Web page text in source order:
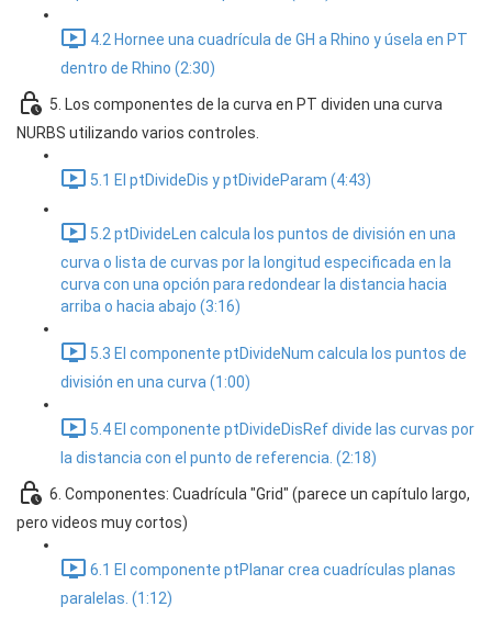
4.2 Hornee una cuadrícula de GH a Rhino y úsela en PT
dentro de Rhino (2:30)
5. Los componentes de la curva en PT dividen una curva
NURBS utilizando varios controles.
5.1 El ptDivideDis y ptDivideParam (4:43)
5.2 ptDivideLen calcula los puntos de división en una
curva o lista de curvas por la longitud especificada en la
curva con una opción para redondear la distancia hacia
arriba o hacia abajo (3:16)
5.3 El componente ptDivideNum calcula los puntos de
división en una curva (1:00)
5.4 El componente ptDivideDisRef divide las curvas por
la distancia con el punto de referencia. (2:18)
6. Componentes: Cuadrícula "Grid" (parece un capítulo largo,
pero videos muy cortos)
6.1 El componente ptPlanar crea cuadrículas planas
paralelas. (1:12)